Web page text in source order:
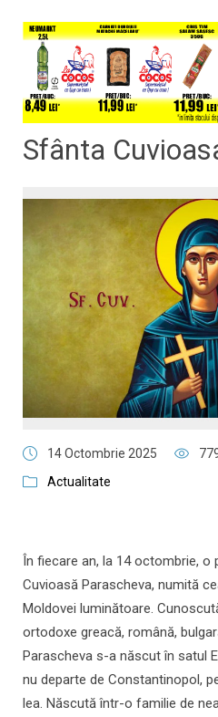
Sfânta
14 Octombrie 2025
Actualitate
În fiecare an, la 14 octombrie, o
Cuvioasă Parascheva, numită
Moldovei luminătoare.
ortodoxe greacă, română,
Parascheva s-a născut în satul
nu departe de Constantinopol,
lea. Născută într-o familie de